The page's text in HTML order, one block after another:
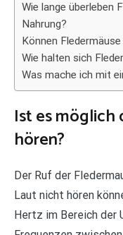
Wie lange überleben
Nahrung?
Können
Wie halten sich
Was mache ich mit
Ist es möglich
hören?
Der Ruf der
Laut nicht hören
Hertz im Bereich der